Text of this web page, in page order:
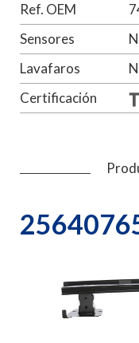
Ref. OEM
Sensores
Lavafaros
Certificación